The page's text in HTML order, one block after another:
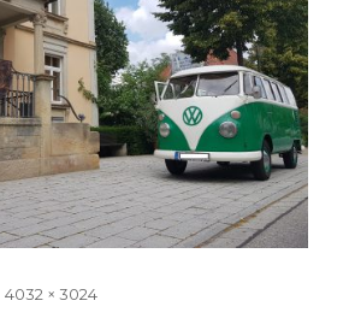
Volle
4032 × 3024